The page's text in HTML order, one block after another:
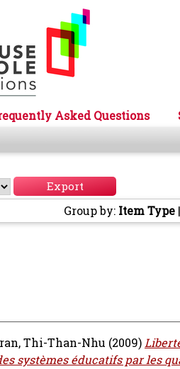
Asked Questions
Group by: Item Type |
Thi-Than-Nhu (2009)
systèmes éducatifs par les